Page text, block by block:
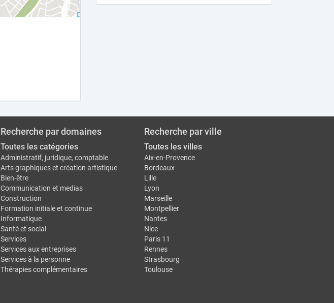
Recherche par domaines
Toutes les catégories
Administratif, juridique, comptable
Arts graphiques et création artistique
Bien-être
Communication et medias
Construction
Formation initiale et continue
Informatique
Santé et social
Services
Services aux entreprises
Services à la personne
Thérapies complémentaires
Recherche par ville
Toutes les villes
Aix-en-Provence
Bordeaux
Lille
Lyon
Marseille
Montpellier
Nantes
Nice
Paris 11
Rennes
Strasbourg
Toulouse